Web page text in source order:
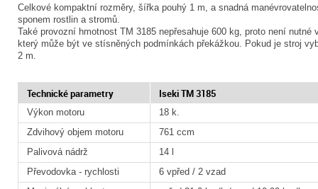
Celkové kompaktní rozměry, šířka pouhý 1 m, a snadná
sponem rostlin a stromů.
Také provozní hmotnost TM 3185 nepřesahuje 600 kg, proto není nutné
který může být ve stísněných podmínkách překážkou. Pokud je stroj
2 m.
Technické parametry Iseki TM 3185
Výkon motoru
18 k.
Zdvihový objem motoru
761 ccm
Palivová nádrž
14 l
Převodovka - rychlosti
6 vpřed / 2 vzad